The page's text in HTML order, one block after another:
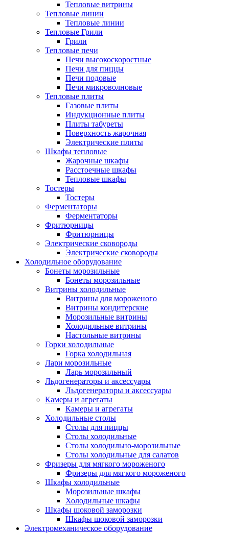
Тепловые витрины
Тепловые линии
Тепловые линии
Тепловые Грили
Грили
Тепловые печи
Печи высокоскоростные
Печи для пиццы
Печи подовые
Печи микроволновые
Тепловые плиты
Газовые плиты
Индукционные плиты
Плиты табуреты
Поверхность жарочная
Электрические плиты
Шкафы тепловые
Жарочные шкафы
Расстоечные шкафы
Тепловые шкафы
Тостеры
Тостеры
Ферментаторы
Ферментаторы
Фритюрницы
Фритюрницы
Электрические сковороды
Электрические сковороды
Холодильное оборудование
Бонеты морозильные
Бонеты морозильные
Витрины холодильные
Витрины для мороженого
Витрины кондитерские
Морозильные витрины
Холодильные витрины
Настольные витрины
Горки холодильные
Горка холодильная
Лари морозильные
Ларь морозильный
Льдогенераторы и аксессуары
Льдогенераторы и аксессуары
Камеры и агрегаты
Камеры и агрегаты
Холодильные столы
Столы для пиццы
Столы холодильные
Столы холодильно-морозильные
Столы холодильные для салатов
Фризеры для мягкого мороженого
Фризеры для мягкого мороженого
Шкафы холодильные
Mорозильные шкафы
Холодильные шкафы
Шкафы шоковой заморозки
Шкафы шоковой заморозки
Электромеханическое оборудование